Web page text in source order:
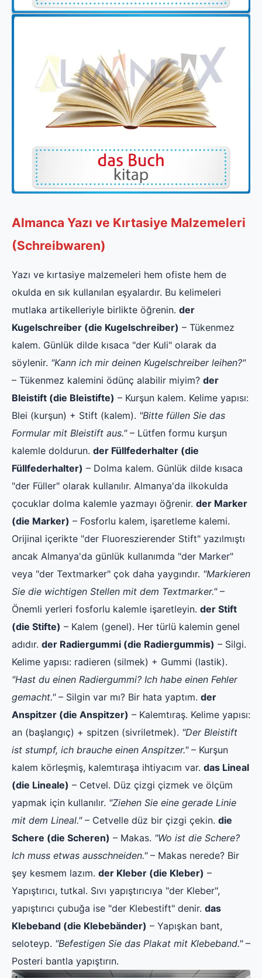
Almanca Yazı ve Kırtasiye Malzemeleri
(Schreibwaren)
Yazı ve kırtasiye malzemeleri hem ofiste hem de
okulda en sık kullanılan eşyalardır. Bu kelimeleri
mutlaka artikelleriyle birlikte öğrenin. der
Kugelschreiber (die Kugelschreiber) – Tükenmez
kalem. Günlük dilde kısaca "der Kuli" olarak da
söylenir. "Kann ich mir deinen Kugelschreiber leihen?"
– Tükenmez kalemini ödünç alabilir miyim? der
Bleistift (die Bleistifte) – Kurşun kalem. Kelime yapısı:
Blei (kurşun) + Stift (kalem). "Bitte füllen Sie das
Formular mit Bleistift aus."– Lütfen formu kurşun
kalemle doldurun. der Füllfederhalter (die
Füllfederhalter) – Dolma kalem. Günlük dilde kısaca
"der Füller" olarak kullanılır. Almanya'da ilkokulda
çocuklar dolma kalemle yazmayı öğrenir. der Marker
(die Marker) – Fosforlu kalem, işaretleme kalemi.
Orijinal içerikte "der Fluoreszierender Stift" yazılmıştı
ancak Almanya'da günlük kullanımda "der Marker"
veya "der Textmarker" çok daha yaygındır. "Markieren
Sie die wichtigen Stellen mit dem Textmarker."–
Önemli yerleri fosforlu kalemle işaretleyin. der Stift
(die Stifte) – Kalem (genel). Her türlü kalemin genel
adıdır. der Radiergummi (die Radiergummis) – Silgi.
Kelime yapısı: radieren (silmek) + Gummi (lastik).
"Hast du einen Radiergummi? Ich habe einen Fehler
gemacht."– Silgin var mı? Bir hata yaptım. der
Anspitzer (die Anspitzer) – Kalemtıraş. Kelime yapısı:
an (başlangıç) + spitzen (sivriletmek). "Der Bleistift
ist stumpf, ich brauche einen Anspitzer."– Kurşun
kalem körleşmiş, kalemtıraşa ihtiyacım var. das Lineal
(die Lineale) – Cetvel. Düz çizgi çizmek ve ölçüm
yapmak için kullanılır. "Ziehen Sie eine gerade Linie
mit dem Lineal."– Cetvelle düz bir çizgi çekin. die
Schere (die Scheren) – Makas. "Wo ist die Schere?
Ich muss etwas ausschneiden."– Makas nerede? Bir
şey kesmem lazım. der Kleber (die Kleber) –
Yapıştırıcı, tutkal. Sıvı yapıştırıcıya "der Kleber",
yapıştırıcı çubuğa ise "der Klebestift" denir. das
Klebeband (die Klebebänder) – Yapışkan bant,
seloteyp. "Befestigen Sie das Plakat mit Klebeband."–
Posteri bantla yapıştırın.